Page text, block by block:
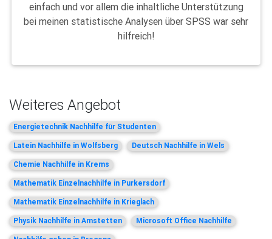
einfach und vor allem die inhaltliche Unterstützung
bei meinen statistische Analysen über SPSS war sehr
hilfreich!
Weiteres Angebot
Energietechnik Nachhilfe für Studenten
Latein Nachhilfe in Wolfsberg Deutsch Nachhilfe in Wels
Chemie Nachhilfe in Krems
Mathematik Einzelnachhilfe in Purkersdorf
Mathematik Einzelnachhilfe in Krieglach
Physik Nachhilfe in Amstetten Microsoft Office Nachhilfe